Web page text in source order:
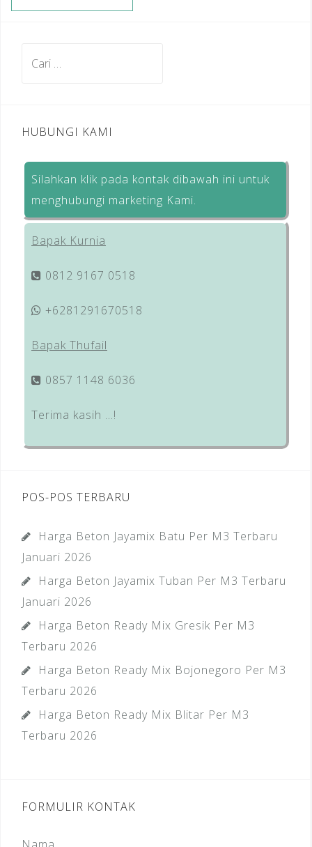
HUBUNGI KAMI
Silahkan klik pada kontak dibawah ini untuk
menghubungi marketing Kami.
Bapak Kurnia
0812 9167 0518
+6281291670518
Bapak Thufail
0857 1148 6036
Terima kasih …!
POS-POS TERBARU
Harga Beton Jayamix Batu Per M3 Terbaru
Januari 2026
Harga Beton Jayamix Tuban Per M3 Terbaru
Januari 2026
Harga Beton Ready Mix Gresik Per M3
Terbaru 2026
Harga Beton Ready Mix Bojonegoro Per M3
Terbaru 2026
Harga Beton Ready Mix Blitar Per M3
Terbaru 2026
FORMULIR KONTAK